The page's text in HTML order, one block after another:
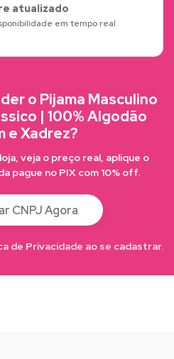
atualizado
em tempo real
o Pijama Masculino
| 100% Algodão
e Xadrez?
veja o preço real, aplique o
pague no PIX com 10% off.
CNPJ Agora
de Privacidade ao se cadastrar.